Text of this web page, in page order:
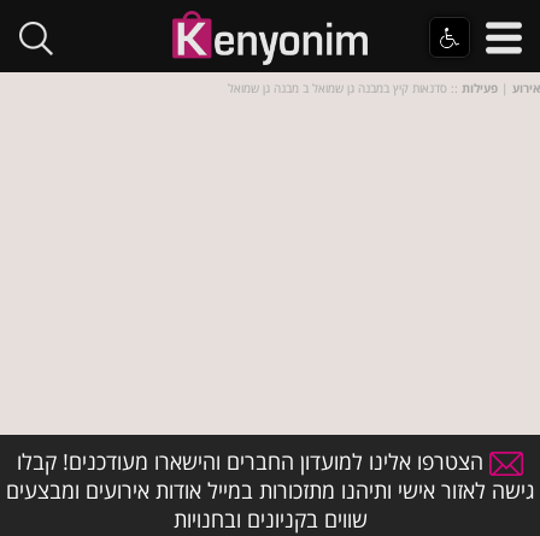
אירוע | פעילות :: סדנאות קיץ במבנה גן שמואל ב מבנה גן שמואל
הצטרפו אלינו למועדון החברים והישארו מעודכנים! קבלו
גישה לאזור אישי ותיהנו מתזכורות במייל אודות אירועים ומבצעים
שווים בקניונים ובחנויות